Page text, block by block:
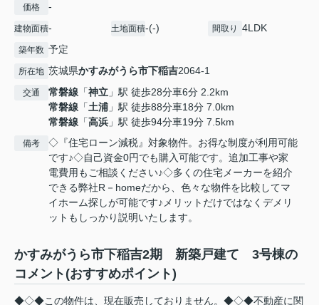
価格 -
建物面積- 土地面積-(-) 間取り 4LDK
築年数 予定
所在地 茨城県かすみがうら市下稲吉2064-1
交通 常磐線 「神立 」駅 徒歩28分車6分 2.2km
常磐線 「土浦 」駅 徒歩88分車18分 7.0km
常磐線 「高浜 」駅 徒歩94分車19分 7.5km
備考
◇『住宅ローン減税』対象物件。お得な制度が利用可能
です♪◇自己資金0円でも購入可能です。追加工事や家
電費用もご相談ください♪◇多くの住宅メーカーを紹介
できる弊社R－homeだから、色々な物件を比較してマ
イホーム探しが可能です♪メリットだけではなくデメリ
ットもしっかり説明いたします。
かすみがうら市下稲吉2期 新築戸建て 3号棟の
コメント(おすすめポイント)
◆◇◆この物件は、現在販売しておりません。◆◇◆不動産に関